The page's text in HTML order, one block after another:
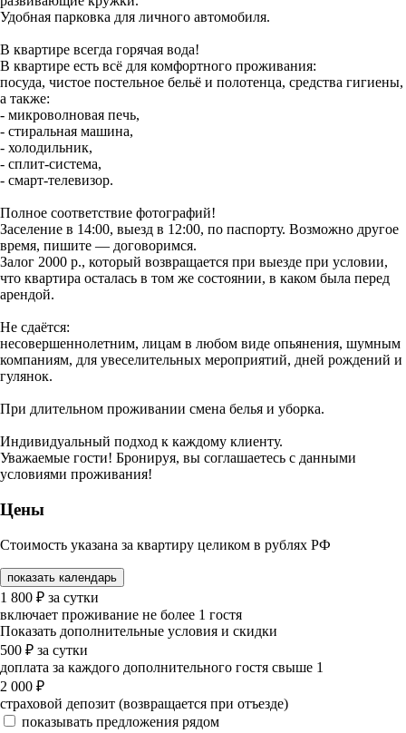
Удобная парковка для личного автомобиля.
В квартире всегда горячая вода!
В квартире есть всё для комфортного проживания:
посуда, чистое постельное бельё и полотенца, средства гигиены,
а также:
- микроволновая печь,
- стиральная машина,
- холодильник,
- сплит-система,
- смарт-телевизор.
Полное соответствие фотографий!
Заселение в 14:00, выезд в 12:00, по паспорту. Возможно другое
время, пишите — договоримся.
Залог 2000 р., который возвращается при выезде при условии,
что квартира осталась в том же состоянии, в каком была перед
арендой.
Не сдаётся:
несовершеннолетним, лицам в любом виде опьянения, шумным
компаниям, для увеселительных мероприятий, дней рождений и
гулянок.
При длительном проживании смена белья и уборка.
Индивидуальный подход к каждому клиенту.
Уважаемые гости! Бронируя, вы соглашаетесь с данными
условиями проживания!
Цены
Стоимость указана за квартиру целиком в рублях РФ
показать календарь
1 800 ₽ за сутки
включает проживание не более 1 гостя
Показать дополнительные условия и скидки
500 ₽ за сутки
доплата за каждого дополнительного гостя свыше 1
2 000 ₽
страховой депозит (возвращается при отъезде)
показывать предложения рядом